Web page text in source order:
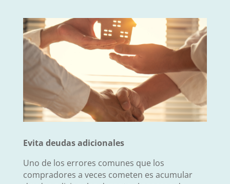
Evita deudas adicionales
Uno de los errores comunes que los
compradores a veces cometen es acumular